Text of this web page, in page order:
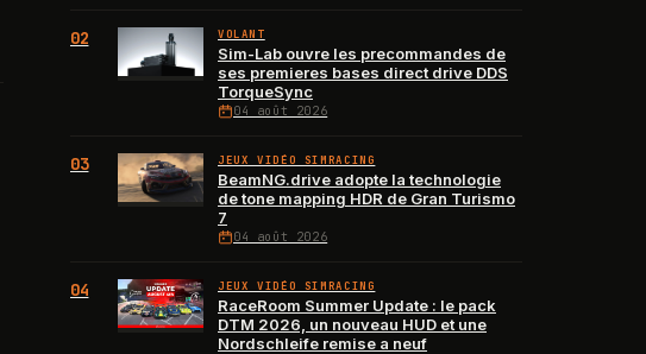
02 VOLANT
Sim-Lab ouvre les precommandes de
ses premieres bases direct drive DDS
TorqueSync
04 août 2026
03 JEUX VIDÉO SIMRACING
BeamNG.drive adopte la technologie
de tone mapping HDR de Gran Turismo
7
04 août 2026
04 JEUX VIDÉO SIMRACING
RaceRoom Summer Update : le pack
DTM 2026, un nouveau HUD et une
Nordschleife remise a neuf